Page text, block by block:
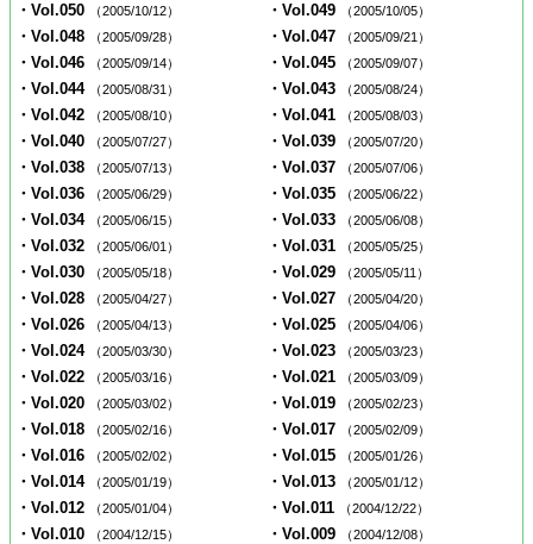
・Vol.050 （2005/10/12） ・Vol.049 （2005/10/05）
・Vol.048 （2005/09/28） ・Vol.047 （2005/09/21）
・Vol.046 （2005/09/14） ・Vol.045 （2005/09/07）
・Vol.044 （2005/08/31） ・Vol.043 （2005/08/24）
・Vol.042 （2005/08/10） ・Vol.041 （2005/08/03）
・Vol.040 （2005/07/27） ・Vol.039 （2005/07/20）
・Vol.038 （2005/07/13） ・Vol.037 （2005/07/06）
・Vol.036 （2005/06/29） ・Vol.035 （2005/06/22）
・Vol.034 （2005/06/15） ・Vol.033 （2005/06/08）
・Vol.032 （2005/06/01） ・Vol.031 （2005/05/25）
・Vol.030 （2005/05/18） ・Vol.029 （2005/05/11）
・Vol.028 （2005/04/27） ・Vol.027 （2005/04/20）
・Vol.026 （2005/04/13） ・Vol.025 （2005/04/06）
・Vol.024 （2005/03/30） ・Vol.023 （2005/03/23）
・Vol.022 （2005/03/16） ・Vol.021 （2005/03/09）
・Vol.020 （2005/03/02） ・Vol.019 （2005/02/23）
・Vol.018 （2005/02/16） ・Vol.017 （2005/02/09）
・Vol.016 （2005/02/02） ・Vol.015 （2005/01/26）
・Vol.014 （2005/01/19） ・Vol.013 （2005/01/12）
・Vol.012 （2005/01/04） ・Vol.011 （2004/12/22）
・Vol.010 （2004/12/15） ・Vol.009 （2004/12/08）